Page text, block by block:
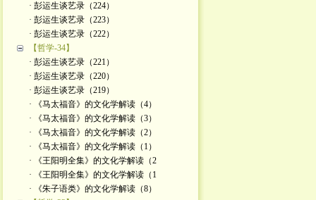
· 彭运生谈艺录（224）
· 彭运生谈艺录（223）
· 彭运生谈艺录（222）
【哲学-34】
· 彭运生谈艺录（221）
· 彭运生谈艺录（220）
· 彭运生谈艺录（219）
· 《马太福音》的文化学解读（4）
· 《马太福音》的文化学解读（3）
· 《马太福音》的文化学解读（2）
· 《马太福音》的文化学解读（1）
· 《王阳明全集》的文化学解读（2
· 《王阳明全集》的文化学解读（1
· 《朱子语类》的文化学解读（8）